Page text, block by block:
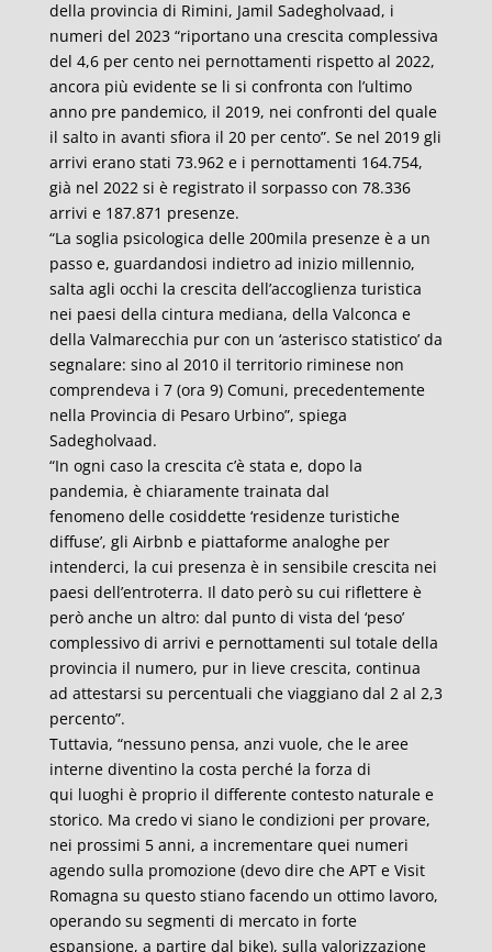
della provincia di Rimini, Jamil Sadegholvaad, i
numeri del 2023 “riportano una crescita complessiva
del 4,6 per cento nei pernottamenti rispetto al 2022,
ancora più evidente se li si confronta con l’ultimo
anno pre pandemico, il 2019, nei confronti del quale
il salto in avanti sfiora il 20 per cento”. Se nel 2019 gli
arrivi erano stati 73.962 e i pernottamenti 164.754,
già nel 2022 si è registrato il sorpasso con 78.336
arrivi e 187.871 presenze.
“La soglia psicologica delle 200mila presenze è a un
passo e, guardandosi indietro ad inizio millennio,
salta agli occhi la crescita dell’accoglienza turistica
nei paesi della cintura mediana, della Valconca e
della Valmarecchia pur con un ‘asterisco statistico’ da
segnalare: sino al 2010 il territorio riminese non
comprendeva i 7 (ora 9) Comuni, precedentemente
nella Provincia di Pesaro Urbino”, spiega
Sadegholvaad.
“In ogni caso la crescita c’è stata e, dopo la
pandemia, è chiaramente trainata dal
fenomeno delle cosiddette ‘residenze turistiche
diffuse’, gli Airbnb e piattaforme analoghe per
intenderci, la cui presenza è in sensibile crescita nei
paesi dell’entroterra. Il dato però su cui riflettere è
però anche un altro: dal punto di vista del ‘peso’
complessivo di arrivi e pernottamenti sul totale della
provincia il numero, pur in lieve crescita, continua
ad attestarsi su percentuali che viaggiano dal 2 al 2,3
percento”.
Tuttavia, “nessuno pensa, anzi vuole, che le aree
interne diventino la costa perché la forza di
qui luoghi è proprio il differente contesto naturale e
storico. Ma credo vi siano le condizioni per provare,
nei prossimi 5 anni, a incrementare quei numeri
agendo sulla promozione (devo dire che APT e Visit
Romagna su questo stiano facendo un ottimo lavoro,
operando su segmenti di mercato in forte
espansione, a partire dal bike), sulla valorizzazione